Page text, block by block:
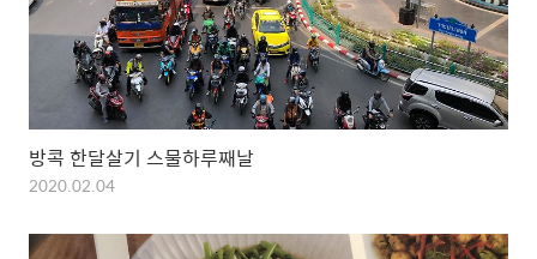
방콕 한달살기 스물하루째날
2020.02.04